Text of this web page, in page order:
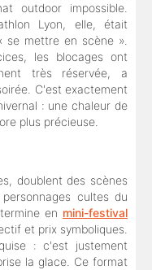
outdoor impossible.
Lyon, elle, était
se mettre en scène ».
les blocages ont
très réservée, a
C'est exactement
: une chaleur de
plus précieuse.
doublent des scènes
cultes du
en mini-festival
et prix symboliques.
: c'est justement
la glace. Ce format